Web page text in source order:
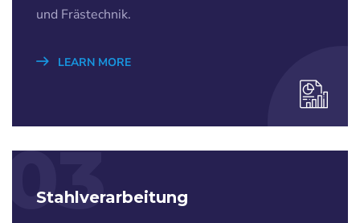
und Frästechnik.
LEARN MORE
03
Stahlverarbeitung